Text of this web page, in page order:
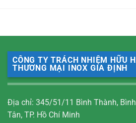
CÔNG TY TRÁCH NHIỆM HỮU
THƯƠNG MẠI INOX GIA ĐỊNH
Địa chỉ: 345/51/11 Bình Thành,
Tân, TP. Hồ Chí Minh